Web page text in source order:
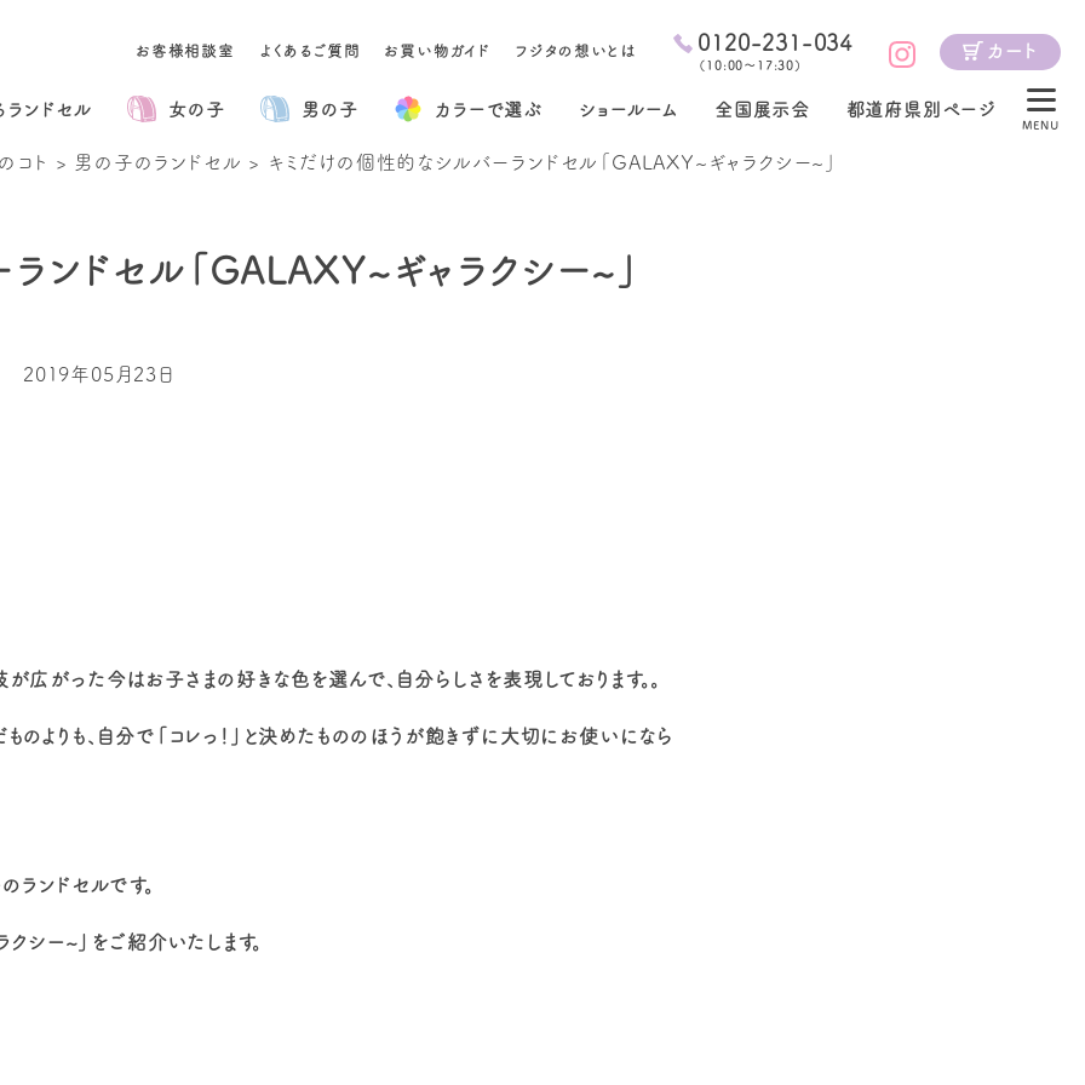
お客様相談室 よくあるご質問 お買い物ガイド フジタの想いとは 0120-231-034
（ 10:00～17:30 ）
カート
ランドセル 女の子 男の子 カラー で選ぶ ショールーム 全国展示会 都道府県別ページ
MENU
コト > 男の子のランドセル > キミだけの個性的なシルバーランドセル「GALAXY~ギャラクシー~」
ンドセル「GALAXY~ギャラクシー~」
2019年05月23日
広がった今はお子さまの好きな色を選んで、自分らしさを表現しております。。
よりも、自分で「コレっ！」と決めたもののほうが飽きずに大切にお使いになら
ランドセルです。
シー~」をご紹介いたします。